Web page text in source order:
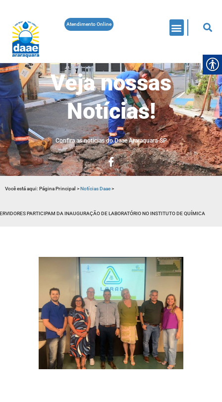
Atendimento Online
Veja nossas
Notícias!
Confira as noticias do Daae Araraquara-SP
Você está aqui: Página Principal >Notícias Daae>
PARTICIPAM DA INAUGURAÇÃO DE LABORATÓRIO NO INSTITUTO DE QUÍMICA